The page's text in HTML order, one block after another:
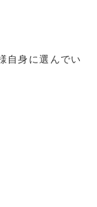
自身に選んでい